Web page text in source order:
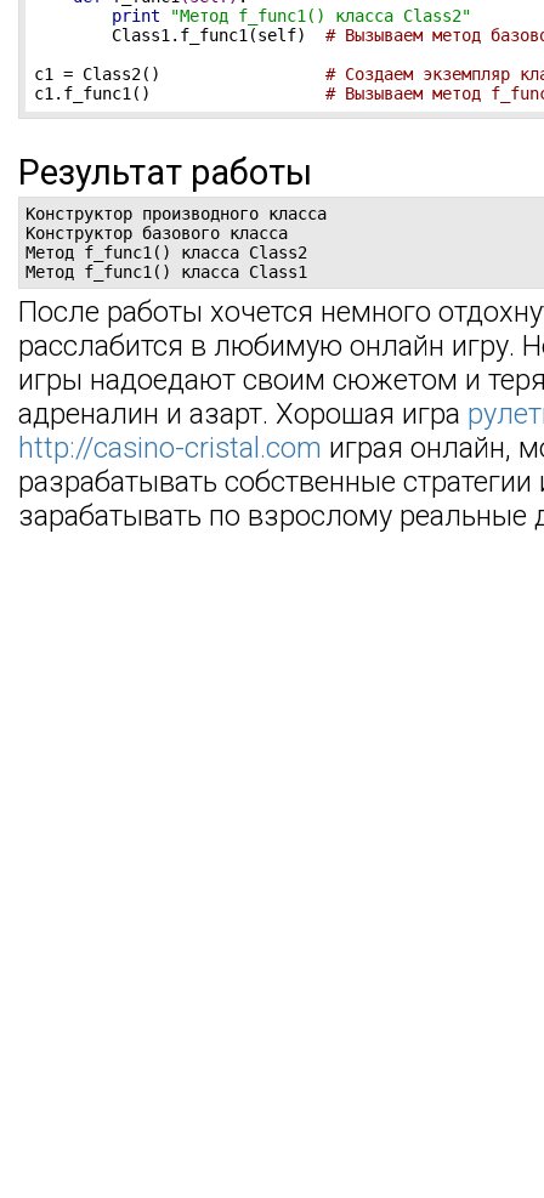
print
"Метод f_func1() класса Class2"
        Class1.f_func1(self)
# Вызываем метод
c1 = Class2() # Создаем экземпляр
c1.f_func1() # Вызываем метод
Результат работы
Конструктор производного класса
Конструктор базового класса
Метод f_func1() класса Class2
Метод f_func1() класса Class1
После работы хочется немного
расслабится в любимую онлайн игру.
игры надоедают своим сюжетом и
адреналин и азарт. Хорошая игра
http://casino-cristal.com играя онлайн,
разрабатывать собственные стратегии
зарабатывать по взрослому реальные